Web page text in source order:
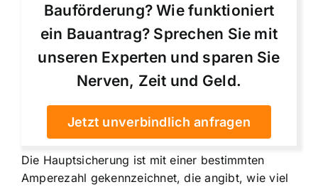
Bauförderung? Wie funktioniert
ein Bauantrag? Sprechen Sie mit
unseren Experten und sparen Sie
Nerven, Zeit und Geld.
Jetzt unverbindlich anfragen
Die Hauptsicherung ist mit einer bestimmten
Amperezahl gekennzeichnet, die angibt, wie viel